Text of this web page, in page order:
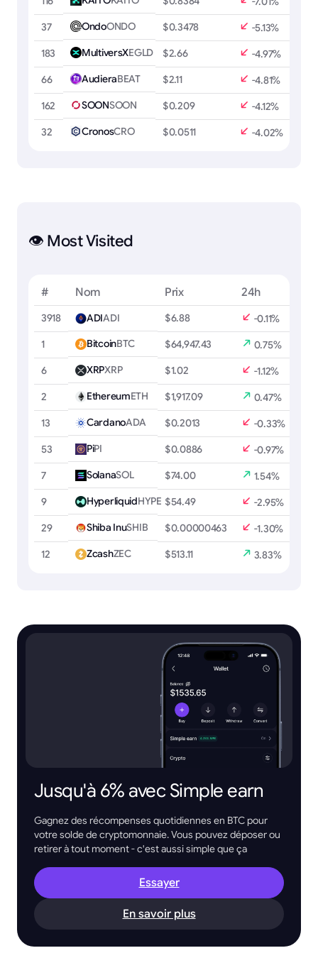
37
OndoONDO $0.3478
-5.13%
183
MultiversXEGLD $2.66
-4.97%
66
AudieraBEAT $2.11
-4.81%
162
SOONSOON $0.209
-4.12%
32
CronosCRO $0.0511 -4.02%
👁️ Most Visited
# Nom Prix 24h
3918 ADIADI $6.88
-0.11%
1
BitcoinBTC $64,947.43
0.75%
6
XRPXRP $1.02
-1.12%
2
EthereumETH $1,917.09
0.47%
13
CardanoADA $0.2013
-0.33%
53
PiPI $0.0886
-0.97%
7
SolanaSOL $74.00
1.54%
9
HyperliquidHYPE $54.49
-2.95%
29
Shiba InuSHIB $0.00000463
-1.30%
12
ZcashZEC $513.11 3.83%
Jusqu'à 6% avec Simple earn
Gagnez des récompenses quotidiennes en BTC pour
votre solde de cryptomonnaie. Vous pouvez déposer ou
retirer à tout moment - c'est aussi simple que ça
Essayer
En savoir plus